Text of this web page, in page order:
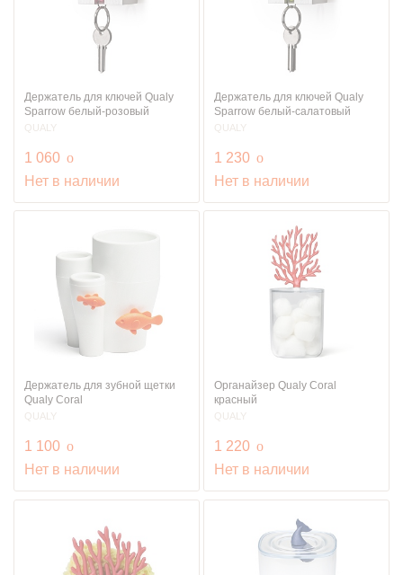
Держатель для ключей Qualy
Sparrow белый-розовый
QUALY
1 060 руб.
o
Нет в наличии
Держатель для ключей Qualy
Sparrow белый-салатовый
QUALY
1 230 руб.
o
Нет в наличии
Держатель для зубной щетки
Qualy Coral
QUALY
1 100 руб.
o
Нет в наличии
Органайзер Qualy Coral
красный
QUALY
1 220 руб.
o
Нет в наличии